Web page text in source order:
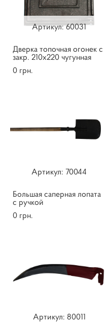
Артикул: ​60031
Дверка топочная огонек с
закр. 210х220 чугунная
0 грн.
Артикул: ​70044
Большая саперная лопата
с ручкой
0 грн.
Артикул: ​80011